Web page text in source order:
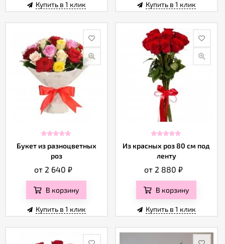
Купить в 1 клик Купить в 1 клик
Букет из разноцветных
роз
от 2 640₽
В корзину
Купить в 1 клик
Из красных роз 80 см под
ленту
от 2 880 ₽
В корзину
Купить в 1 клик